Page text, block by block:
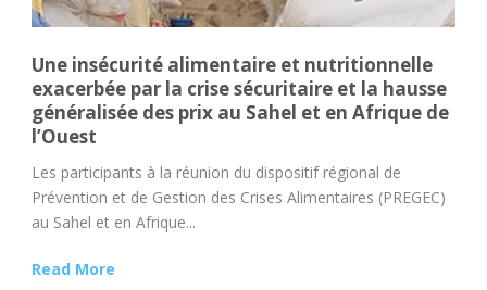
Une insécurité alimentaire et nutritionnelle
exacerbée par la crise sécuritaire et la hausse
généralisée des prix au Sahel et en Afrique de
l’Ouest
Les participants à la réunion du dispositif régional de
Prévention et de Gestion des Crises Alimentaires (PREGEC)
au Sahel et en Afrique...
Read More